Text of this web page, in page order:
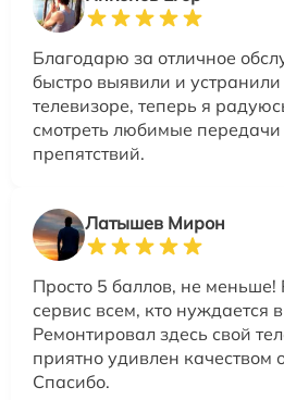
Благодарю за отличное
быстро выявили и
телевизоре, теперь я
смотреть любимые
препятствий.
Латышев Мирон
Просто 5 баллов, не меньше!
сервис всем, кто нуждается
Ремонтировал здесь свой
приятно удивлен качеством
Спасибо.